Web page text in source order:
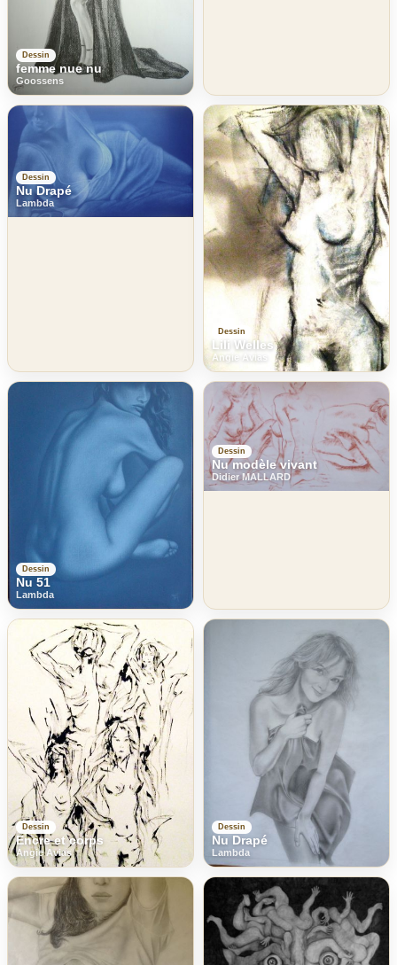
Dessin
femme nue nu
Goossens
Dessin
Nu Drapé
Lambda
Dessin
Lili Welles
Angie Avias
Dessin
Nu 51
Lambda
Dessin
Nu modèle vivant
Didier MALLARD
Dessin
Encre et corps
Angie Avias
Dessin
Nu Drapé
Lambda